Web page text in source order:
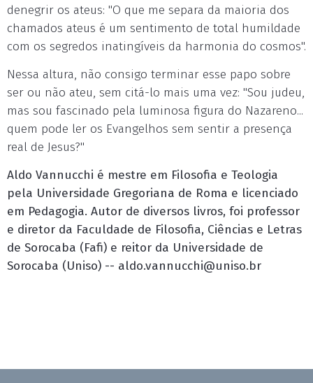
denegrir os ateus: "O que me separa da maioria dos
chamados ateus é um sentimento de total humildade
com os segredos inatingíveis da harmonia do cosmos".
Nessa altura, não consigo terminar esse papo sobre
ser ou não ateu, sem citá-lo mais uma vez: "Sou judeu,
mas sou fascinado pela luminosa figura do Nazareno...
quem pode ler os Evangelhos sem sentir a presença
real de Jesus?"
Aldo Vannucchi é mestre em Filosofia e Teologia
pela Universidade Gregoriana de Roma e licenciado
em Pedagogia. Autor de diversos livros, foi professor
e diretor da Faculdade de Filosofia, Ciências e Letras
de Sorocaba (Fafi) e reitor da Universidade de
Sorocaba (Uniso) -- aldo.vannucchi@uniso.br